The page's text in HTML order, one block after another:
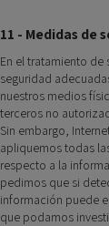
11 - Medidas de
En el tratamiento
seguridad
nuestros medios
terceros no
Sin embargo,
apliquemos todas
respecto a la
pedimos que si
información puede
que podamos